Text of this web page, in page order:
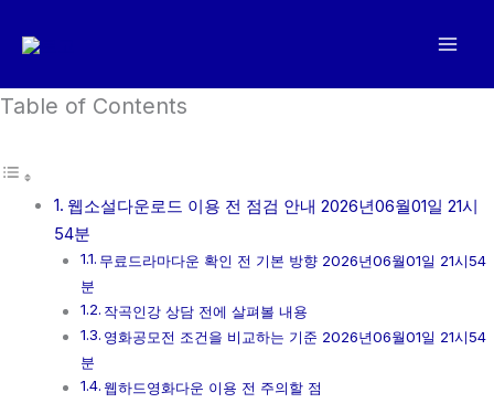
로
너
Table of Contents
웹소설다운로드 이용 전 점검 안내 2026년06월01일 21시
54분
무료드라마다운 확인 전 기본 방향 2026년06월01일 21시54
분
작곡인강 상담 전에 살펴볼 내용
영화공모전 조건을 비교하는 기준 2026년06월01일 21시54
분
웹하드영화다운 이용 전 주의할 점